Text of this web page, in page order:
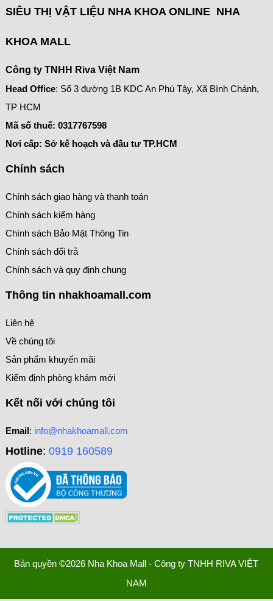
SIÊU THỊ VẬT LIỆU NHA KHOA ONLINE NHA
KHOA MALL
Công ty TNHH Riva Việt Nam
Head Office: Số 3 đường 1B KDC An Phú Tây, Xã Bình Chánh,
TP HCM
Mã số thuế: 0317767598
Nơi cấp: Sở kế hoạch và đầu tư TP.HCM
Chính sách
Chính sách giao hàng và thanh toán
Chính sách kiểm hàng
Chính sách Bảo Mật Thông Tin
Chính sách đổi trả
Chính sách và quy định chung
Thông tin nhakhoamall.com
Liên hệ
Về chúng tôi
Sản phẩm khuyến mãi
Kiểm định phòng khám mới
Kết nối với chúng tôi
Email: info@nhakhoamall.com
Hotline: 0919 160589
Bản quyền ©2026 Nha Khoa Mall - Công ty TNHH RIVA VIỆT
NAM